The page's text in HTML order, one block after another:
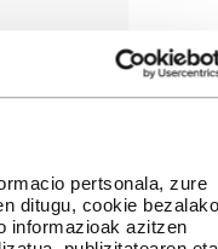
pertsonala, zure
ditugu, cookie bezalako
informazioak azitzen